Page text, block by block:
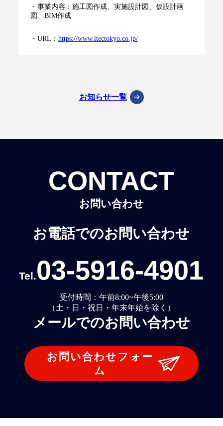
・事業内容：施工図作成、実施設計図、仮設計画
図、BIM作成
・URL： https://www.itectokyo.co.jp/
お知らせ一覧
CONTACT
お問い合わせ
お電話でのお問い合わせ
Tel.03-5916-4901
受付時間：午前8:00~午後5:00
（土・日・祝日・年末年始を除く）
メールでのお問い合わせ
お問い合わせフォー
ム